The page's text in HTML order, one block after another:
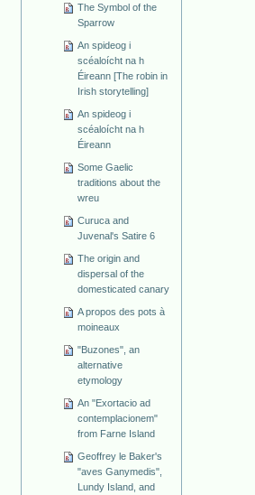
The Symbol of the
Sparrow
An spideog i
scéaloícht na h
Éireann [The robin in
Irish storytelling]
An spideog i
scéaloícht na h
Éireann
Some Gaelic
traditions about the
wreu
Curuca and
Juvenal's Satire 6
The origin and
dispersal of the
domesticated canary
A propos des pots à
moineaux
"Buzones", an
alternative
etymology
An "Exortacio ad
contemplacionem"
from Farne Island
Geoffrey le Baker's
"aves Ganymedis",
Lundy Island, and